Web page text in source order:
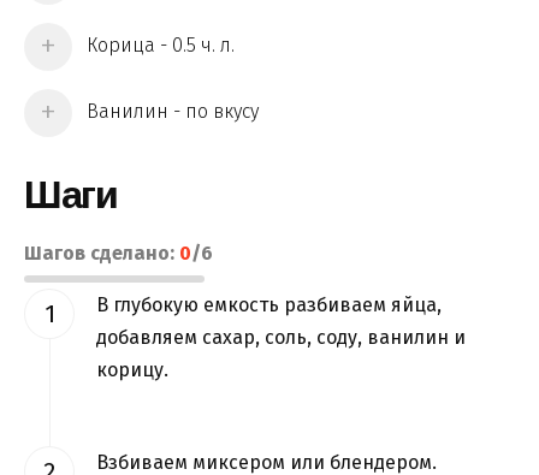
Корица - 0.5 ч. л.
Ванилин - по вкусу
Шаги
Шагов сделано: 0/6
В глубокую емкость разбиваем яйца,
добавляем сахар, соль, соду, ванилин и
корицу.
Взбиваем миксером или блендером.